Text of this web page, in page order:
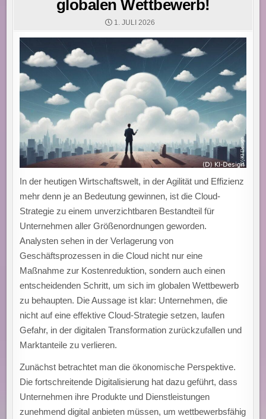
globalen Wettbewerb!
1. JULI 2026
In der heutigen Wirtschaftswelt, in der Agilität und Effizienz
mehr denn je an Bedeutung gewinnen, ist die Cloud-
Strategie zu einem unverzichtbaren Bestandteil für
Unternehmen aller Größenordnungen geworden.
Analysten sehen in der Verlagerung von
Geschäftsprozessen in die Cloud nicht nur eine
Maßnahme zur Kostenreduktion, sondern auch einen
entscheidenden Schritt, um sich im globalen Wettbewerb
zu behaupten. Die Aussage ist klar: Unternehmen, die
nicht auf eine effektive Cloud-Strategie setzen, laufen
Gefahr, in der digitalen Transformation zurückzufallen und
Marktanteile zu verlieren.
Zunächst betrachtet man die ökonomische Perspektive.
Die fortschreitende Digitalisierung hat dazu geführt, dass
Unternehmen ihre Produkte und Dienstleistungen
zunehmend digital anbieten müssen, um wettbewerbsfähig